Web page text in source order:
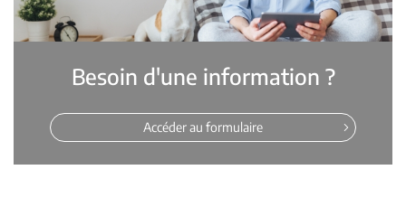
Besoin d'une information ?
Accéder au formulaire